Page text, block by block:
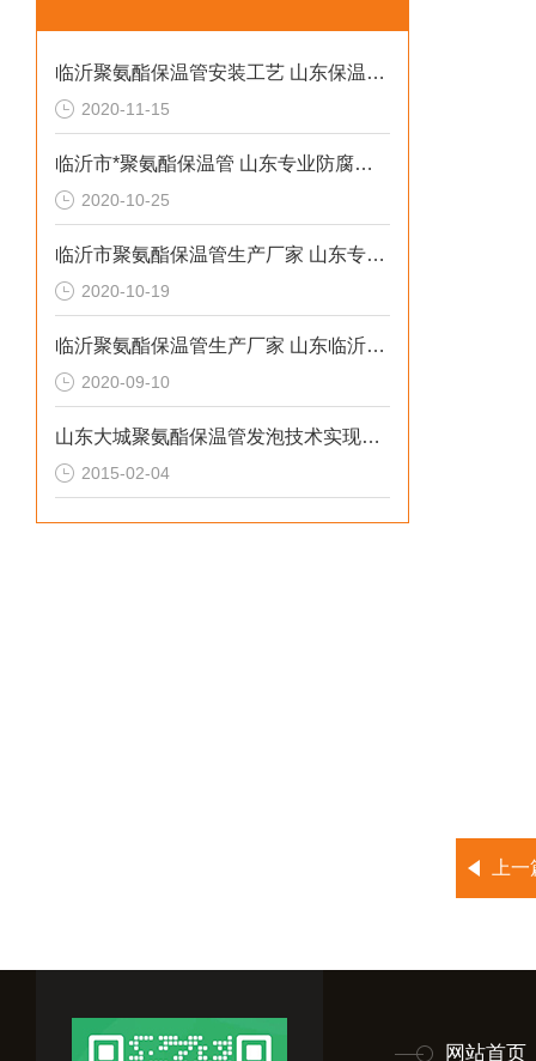
临沂聚氨酯保温管安装工艺 山东保温管生产厂家
2020-11-15
临沂市*聚氨酯保温管 山东专业防腐保温材料
2020-10-25
临沂市聚氨酯保温管生产厂家 山东专业防腐保温材料
2020-10-19
临沂聚氨酯保温管生产厂家 山东临沂保温管报价
2020-09-10
山东大城聚氨酯保温管发泡技术实现新突破
2015-02-04
上
网站首页